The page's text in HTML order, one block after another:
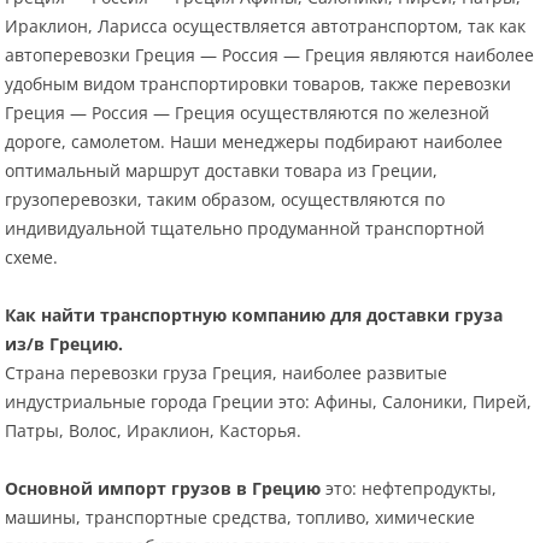
Ираклион, Ларисса осуществляется автотранспортом, так как
автоперевозки Греция — Россия — Греция являются наиболее
удобным видом транспортировки товаров, также перевозки
Греция — Россия — Греция осуществляются по железной
дороге, самолетом. Наши менеджеры подбирают наиболее
оптимальный маршрут доставки товара из Греции,
грузоперевозки, таким образом, осуществляются по
индивидуальной тщательно продуманной транспортной
схеме.
Как найти транспортную компанию для доставки груза
из/в Грецию.
Страна перевозки груза Греция, наиболее развитые
индустриальные города Греции это: Афины, Салоники, Пирей,
Патры, Волос, Ираклион, Касторья.
Основной импорт грузов в Грецию это: нефтепродукты,
машины, транспортные средства, топливо, химические